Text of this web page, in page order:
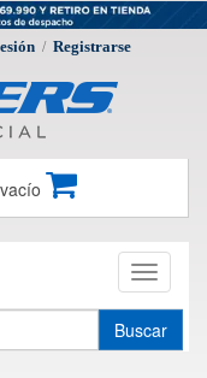
/ Registrarse
Toggle
Buscar